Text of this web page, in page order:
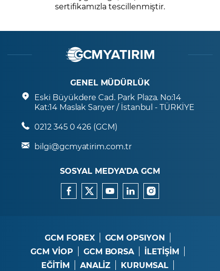
sertifikamızla tescillenmiştir.
GENEL MÜDÜRLÜK
Eski Büyükdere Cad. Park Plaza. No:14
Kat:14 Maslak Sarıyer / İstanbul - TÜRKİYE
0212 345 0 426 (GCM)
bilgi@gcmyatirim.com.tr
SOSYAL MEDYA’DA GCM
GCM FOREX
GCM OPSIYON
GCM VİOP
GCM BORSA
İLETİŞİM
EĞİTİM
ANALİZ
KURUMSAL